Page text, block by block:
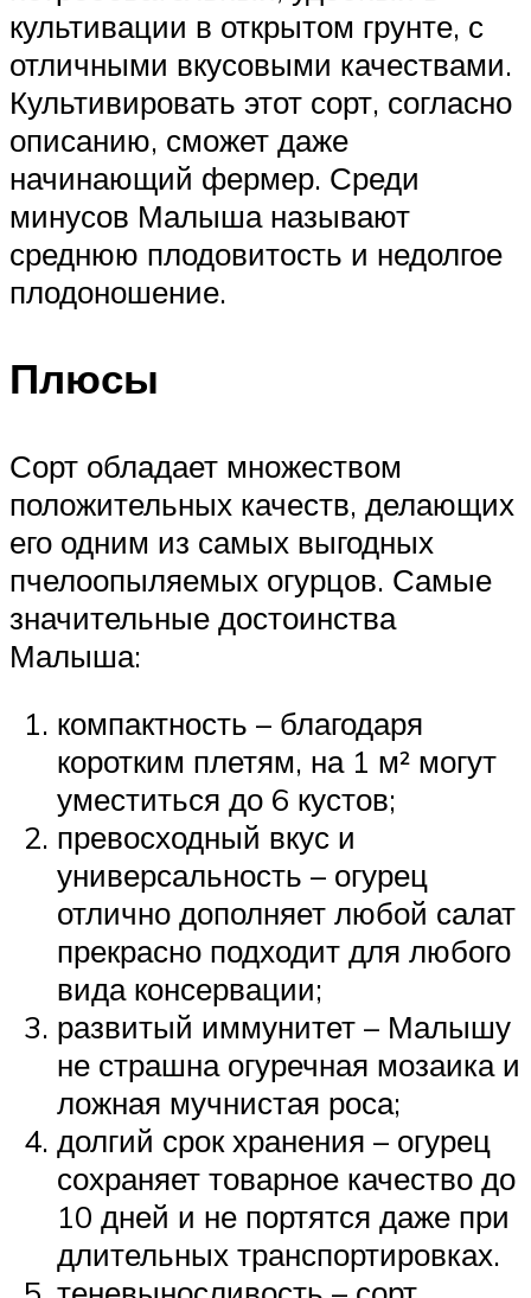
культивации в открытом грунте, с
отличными вкусовыми качествами.
Культивировать этот сорт, согласно
описанию, сможет даже
начинающий фермер. Среди
минусов Малыша называют
среднюю плодовитость и недолгое
плодоношение.
Плюсы
Сорт обладает множеством
положительных качеств, делающих
его одним из самых выгодных
пчелоопыляемых огурцов. Самые
значительные достоинства
Малыша:
компактность – благодаря
коротким плетям, на 1 м² могут
уместиться до 6 кустов;
превосходный вкус и
универсальность – огурец
отлично дополняет любой салат
прекрасно подходит для любого
вида консервации;
развитый иммунитет – Малышу
не страшна огуречная мозаика и
ложная мучнистая роса;
долгий срок хранения – огурец
сохраняет товарное качество до
10 дней и не портятся даже при
длительных транспортировках.